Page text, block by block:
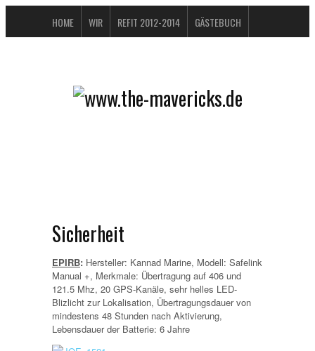
HOME WIR REFIT 2012-2014 GÄSTEBUCH
DATENSCHUTZERKLÄRUNG
Sicherheit
EPIRB: Hersteller: Kannad Marine, Modell: Safelink
Manual +, Merkmale: Übertragung auf 406 und
121.5 Mhz, 20 GPS-Kanäle, sehr helles LED-
Blizlicht zur Lokalisation, Übertragungsdauer von
mindestens 48 Stunden nach Aktivierung,
Lebensdauer der Batterie: 6 Jahre